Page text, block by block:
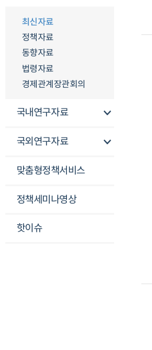
최신자료
정책자료
동향자료
법령자료
경제관계장관회의
국내연구자료
국외연구자료
맞춤형정책서비스
정책세미나영상
핫이슈